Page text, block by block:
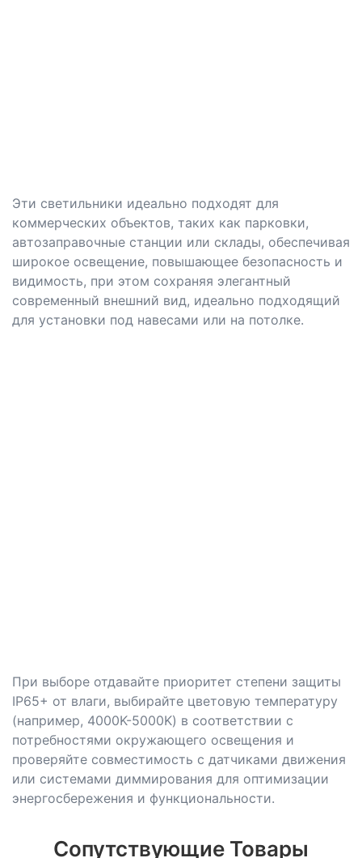
Эти светильники идеально подходят для
коммерческих объектов, таких как парковки,
автозаправочные станции или склады, обеспечивая
широкое освещение, повышающее безопасность и
видимость, при этом сохраняя элегантный
современный внешний вид, идеально подходящий
для установки под навесами или на потолке.
При выборе отдавайте приоритет степени защиты
IP65+ от влаги, выбирайте цветовую температуру
(например, 4000K-5000K) в соответствии с
потребностями окружающего освещения и
проверяйте совместимость с датчиками движения
или системами диммирования для оптимизации
энергосбережения и функциональности.
Сопутствующие Товары